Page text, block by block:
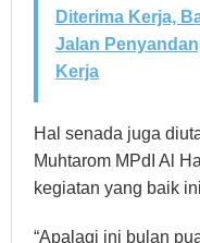
Diterima Kerja,
Jalan
Kerja
Hal senada juga
Muhtarom MPdI Al
kegiatan yang baik
“Apalagi ini bulan